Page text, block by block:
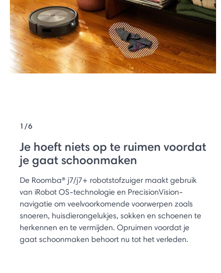
1/6
Je hoeft niets op te ruimen voordat
je gaat schoonmaken
De Roomba® j7/j7+ robotstofzuiger maakt gebruik
van iRobot OS-technologie en PrecisionVision-
navigatie om veelvoorkomende voorwerpen zoals
snoeren, huisdierongelukjes, sokken en schoenen te
herkennen en te vermijden. Opruimen voordat je
gaat schoonmaken behoort nu tot het verleden.